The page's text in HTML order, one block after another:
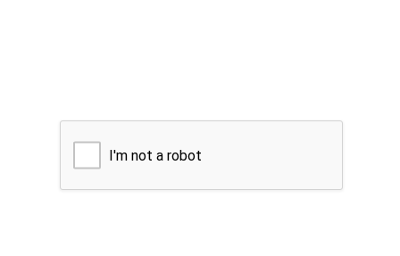
I'm not a robot